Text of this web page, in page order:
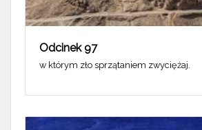
Odcinek 97
w którym zło sprzątaniem zwyciężaj.